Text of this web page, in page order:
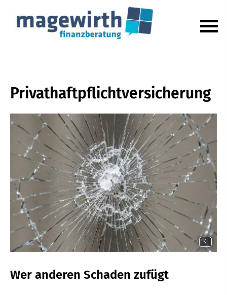
Privathaftpflichtversicherung
KI
Wer anderen Schaden zufügt